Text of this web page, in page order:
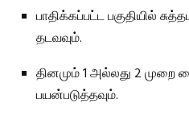
பாதிக்கப்பட்ட பகுதியில்
தடவவும்.
தினமும் 1 அல்லது 2 முறை
பயன்படுத்தவும்.